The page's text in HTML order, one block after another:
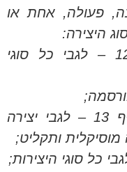
פעולה, אחת או
היצירה:
(1) העתקה כאמור בסעיף 12 – לגבי כל סוגי
(3) ביצוע פומבי כאמור בסעיף 13 – לגבי יצירה
ותקליט;